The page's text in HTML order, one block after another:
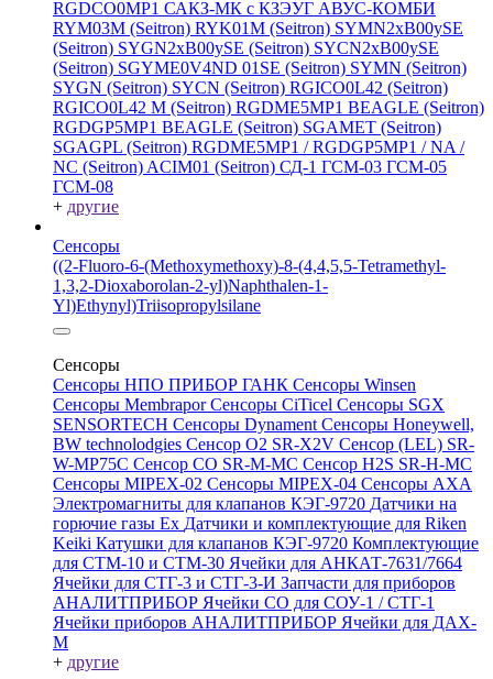
RGDCO0MP1 САКЗ-МК с КЗЭУГ АВУС-КОМБИ
RYM03M (Seitron) RYK01M (Seitron) SYMN2хB00ySE
(Seitron) SYGN2xB00ySE (Seitron) SYCN2xB00ySE
(Seitron) SGYME0V4ND 01SE (Seitron) SYMN (Seitron)
SYGN (Seitron) SYCN (Seitron) RGICO0L42 (Seitron)
RGICO0L42 M (Seitron) RGDME5MP1 BEAGLE (Seitron)
RGDGP5MP1 BEAGLE (Seitron) SGAMET (Seitron)
SGAGPL (Seitron) RGDME5MP1 / RGDGP5MP1 / NA /
NC (Seitron) ACIM01 (Seitron) СД-1 ГСМ-03 ГСМ-05
ГСМ-08
+ другие
Сенсоры
((2-Fluoro-6-(Methoxymethoxy)-8-(4,4,5,5-Tetramethyl-
1,3,2-Dioxaborolan-2-yl)Naphthalen-1-
Yl)Ethynyl)Triisopropylsilane
Сенсоры
Сенсоры НПО ПРИБОР ГАНК Сенсоры Winsen
Сенсоры MembraporСенсоры CiTicel Сенсоры SGX
SENSORTECH Сенсоры Dynament Сенсоры Honeywell,
BW technolodgies Сенсор O2 SR-X2V Сенсор (LEL) SR-
W-MP75C Сенсор CO SR-M-MC Сенсор H2S SR-H-MC
Сенсоры MIPEX-02 Сенсоры MIPEX-04 Сенсоры АХА
Электромагниты для клапанов КЭГ-9720 Датчики на
горючие газы Ex Датчики и комплектующие для Riken
Keiki Катушки для клапанов КЭГ-9720 Комплектующие
для СТМ-10 и СТМ-30 Ячейки для АНКАТ-7631/7664
Ячейки для СТГ-3 и СТГ-3-И Запчасти для приборов
АНАЛИТПРИБОР Ячейки CO для СОУ-1 / СТГ-1
Ячейки приборов АНАЛИТПРИБОР Ячейки для ДАХ-
М
+ другие